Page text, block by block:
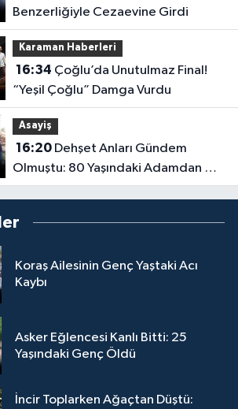
Benzerliğiyle Cezaevine Girdi
Karaman Haberleri
16:34
“Yeşil Çoğlu” Damga Vurdu
Asayiş
16:20Dehşet Anları Gündem
Olmuştu: 80 Yaşındaki Adamdan Acı
Haber
Koraş Ailesinin Genç Yaştaki Acı
Kaybı
Asker Eğlencesi Kanlı Bitti: 25
Yaşındaki Genç Öldü
İncir Toplarken Ağaçtan Düştü: